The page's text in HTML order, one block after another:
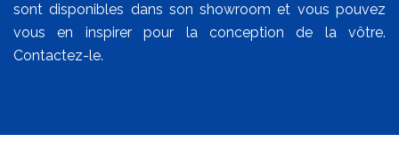
sont disponibles dans son showroom et vous pouvez
vous en inspirer pour la conception de la vôtre.
Contactez-le.